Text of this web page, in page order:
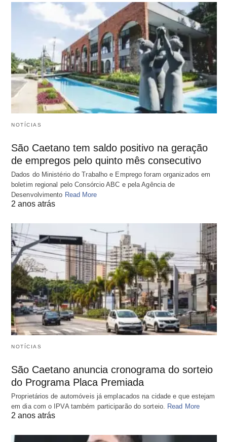
NOTÍCIAS
São Caetano tem saldo positivo na geração
de empregos pelo quinto mês consecutivo
Dados do Ministério do Trabalho e Emprego foram organizados em
boletim regional pelo Consórcio ABC e pela Agência de
Desenvolvimento Read More
2 anos atrás
NOTÍCIAS
São Caetano anuncia cronograma do sorteio
do Programa Placa Premiada
Proprietários de automóveis já emplacados na cidade e que estejam
em dia com o IPVA também participarão do sorteio. Read More
2 anos atrás